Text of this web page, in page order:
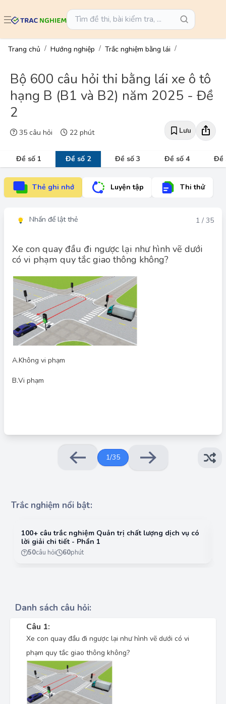
Trang chủ Hướng nghiệp Trắc nghiệm bằng lái
Bộ 600 câu hỏi thi bằng lái xe ô tô
hạng B (B1 và B2) năm 2025 - Đề
2
35 câu hỏi 22 phút Lưu
Đề số 1 Đề số 2 Đề số 3 Đề số 4 Đề
Thẻ ghi nhớ Luyện tập Thi thử
Nhấn để lật thẻ 1 / 35
Xe con quay đầu đi ngược lại như hình vẽ dưới
có vi phạm quy tắc giao thông không?
A.Không vi phạm
B.Vi phạm
Câu về vị trí/thao tác dừng, đỗ, quay đầu, lùi. Đáp án đúng nêu
đúng nguyên tắc: chỉ thực hiện ở nơi cho phép, bảo đảm tầm
nhìn và an toàn; cấm tại cầu, đoạn cong, giao cắt đường sắt,
phần đường người đi bộ, đường một chiều... Chọn: “Vi phạm.”.
1/35
Trắc nghiệm nổi bật:
100+ câu trắc nghiệm Quản trị chất lượng dịch vụ có
lời giải chi tiết - Phần 1
50câu hỏi 60phút
Danh sách câu hỏi:
Câu 1:
Xe con quay đầu đi ngược lại như hình vẽ dưới có vi
phạm quy tắc giao thông không?